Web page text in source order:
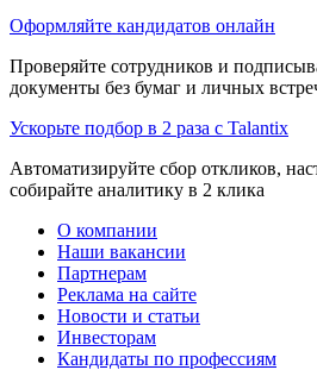
Оформляйте кандидатов онлайн
Проверяйте сотрудников и
документы без бумаг и личных
Ускорьте подбор в 2 раза с Talantix
Автоматизируйте сбор откликов,
собирайте аналитику в 2 клика
О компании
Наши вакансии
Партнерам
Реклама на сайте
Новости и статьи
Инвесторам
Кандидаты по профессиям